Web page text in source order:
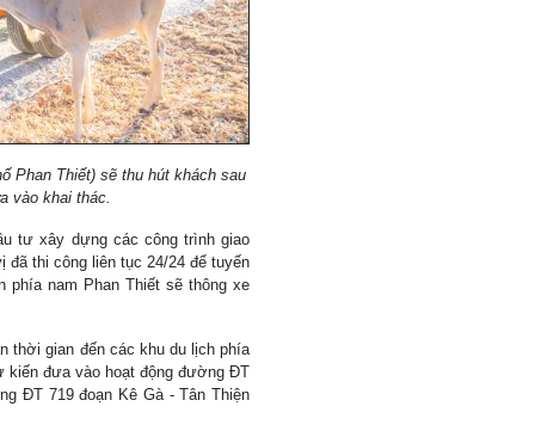
Phan Thiết) sẽ thu hút khách sau
vào khai thác.
tư xây dựng các công trình giao
thi công liên tục 24/24 để tuyến
phía nam Phan Thiết sẽ thông xe
thời gian đến các khu du lịch phía
kiến đưa vào hoạt động đường ĐT
ĐT 719 đoạn Kê Gà - Tân Thiện